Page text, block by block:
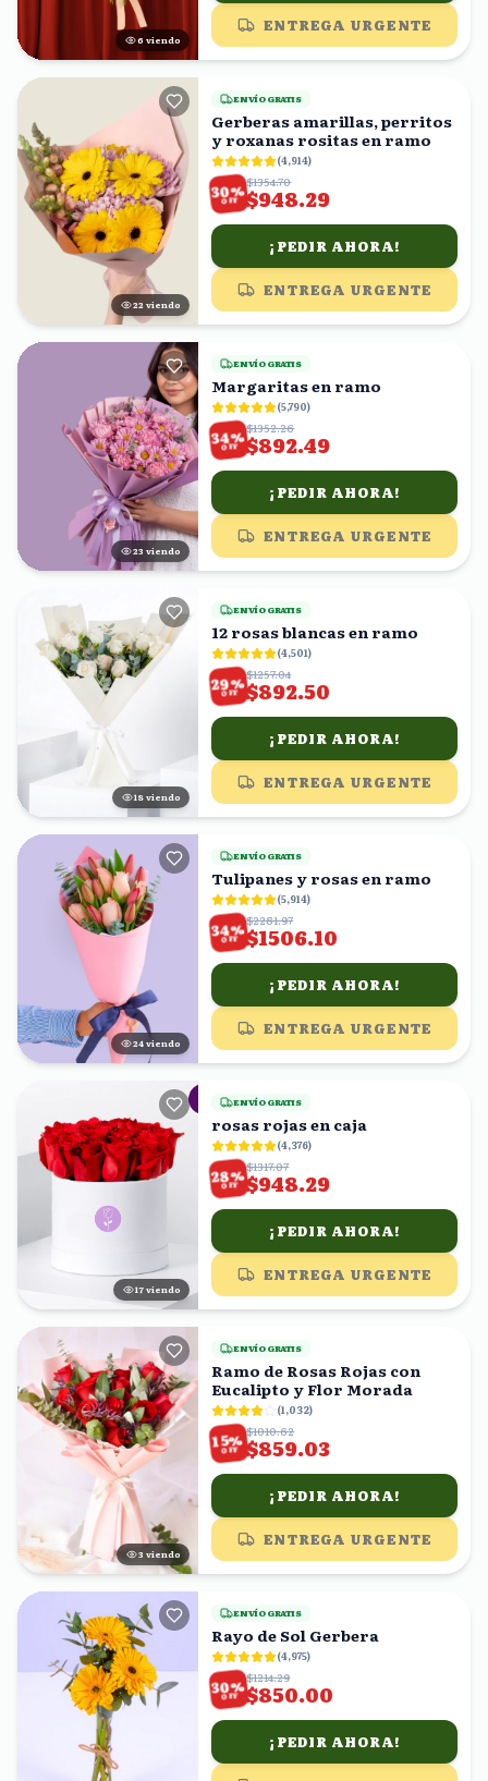
5 viendo
ENTREGA URGENTE
22 viendo
ENVÍO GRATIS
Gerberas amarillas, perritos
y roxanas rositas en ramo
(4,914)
30%
OFF
$1354.70
$948.29
¡PEDIR AHORA!
ENTREGA URGENTE
23 viendo
ENVÍO GRATIS
Margaritas en ramo
(5,790)
34%
OFF
$1352.26
$892.49
¡PEDIR AHORA!
ENTREGA URGENTE
17 viendo
ENVÍO GRATIS
12 rosas blancas en ramo
(4,501)
29%
OFF
$1257.04
$892.50
¡PEDIR AHORA!
ENTREGA URGENTE
23 viendo
ENVÍO GRATIS
Tulipanes y rosas en ramo
(5,914)
34%
OFF
$2281.97
$1506.10
¡PEDIR AHORA!
ENTREGA URGENTE
18 viendo
ENVÍO GRATIS
rosas rojas en caja
(4,376)
28%
OFF
$1317.07
$948.29
¡PEDIR AHORA!
ENTREGA URGENTE
4 viendo
ENVÍO GRATIS
Ramo de Rosas Rojas con
Eucalipto y Flor Morada
(1,032)
15%
OFF
$1010.62
$859.03
¡PEDIR AHORA!
ENTREGA URGENTE
ENVÍO GRATIS
Rayo de Sol Gerbera
(4,975)
30%
OFF
$1214.29
$850.00
¡PEDIR AHORA!